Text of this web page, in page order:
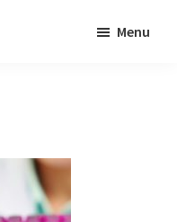
Menu